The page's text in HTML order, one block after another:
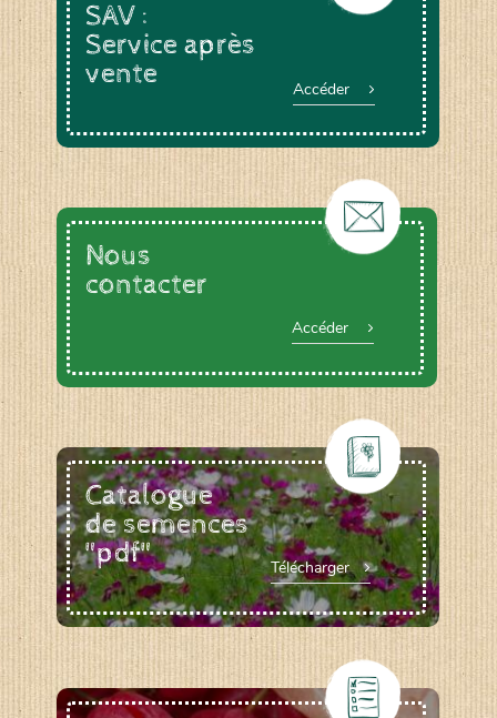
SAV :
Service après
vente
Accéder
Nous
contacter
Accéder
Catalogue
de semences
"pdf"
Télécharger